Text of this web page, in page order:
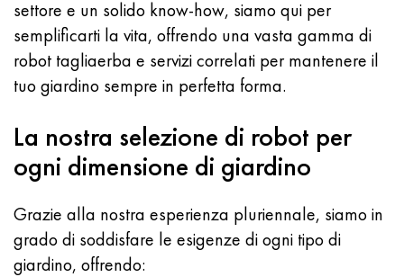
settore e un solido know-how, siamo qui per
semplificarti la vita, offrendo una vasta gamma di
robot tagliaerba e servizi correlati per mantenere il
tuo giardino sempre in perfetta forma.
La nostra selezione di robot per
ogni dimensione di giardino
Grazie alla nostra esperienza pluriennale, siamo in
grado di soddisfare le esigenze di ogni tipo di
giardino, offrendo: